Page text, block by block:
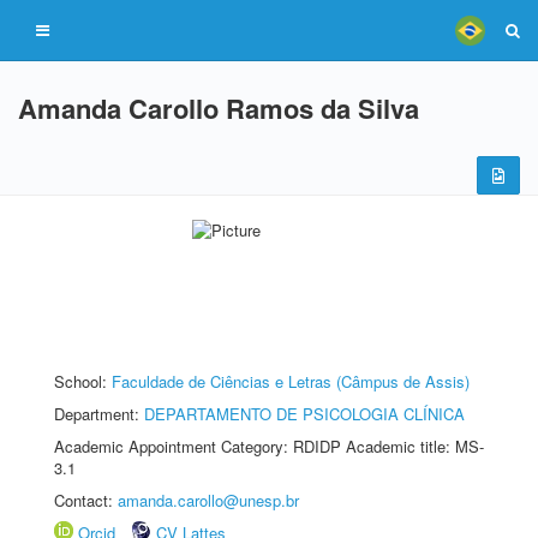
Amanda Carollo Ramos da Silva
School: Faculdade de Ciências e Letras (Câmpus de Assis)
Department: DEPARTAMENTO DE PSICOLOGIA CLÍNICA
Academic Appointment Category: RDIDP Academic title: MS-
3.1
Contact: amanda.carollo@unesp.br
Orcid
CV Lattes